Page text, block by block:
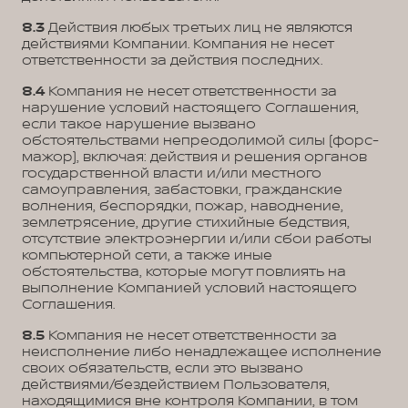
8.3 Действия любых третьих лиц не являются
действиями Компании. Компания не несет
ответственности за действия последних.
8.4Компания не несет ответственности за
нарушение условий настоящего Соглашения,
если такое нарушение вызвано
обстоятельствами непреодолимой силы (форс-
мажор), включая: действия и решения органов
государственной власти и/или местного
самоуправления, забастовки, гражданские
волнения, беспорядки, пожар, наводнение,
землетрясение, другие стихийные бедствия,
отсутствие электроэнергии и/или сбои работы
компьютерной сети, а также иные
обстоятельства, которые могут повлиять на
выполнение Компанией условий настоящего
Соглашения.
8.5 Компания не несет ответственности за
неисполнение либо ненадлежащее исполнение
своих обязательств, если это вызвано
действиями/бездействием Пользователя,
находящимися вне контроля Компании, в том